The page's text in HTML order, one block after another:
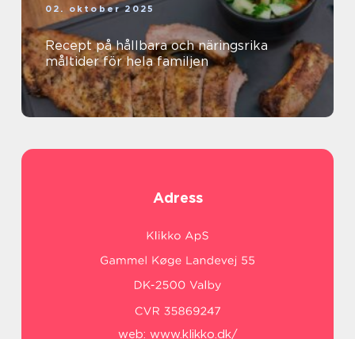
02. oktober 2025
Recept på hållbara och näringsrika
måltider för hela familjen
Adress
web: www.klikko.dk/